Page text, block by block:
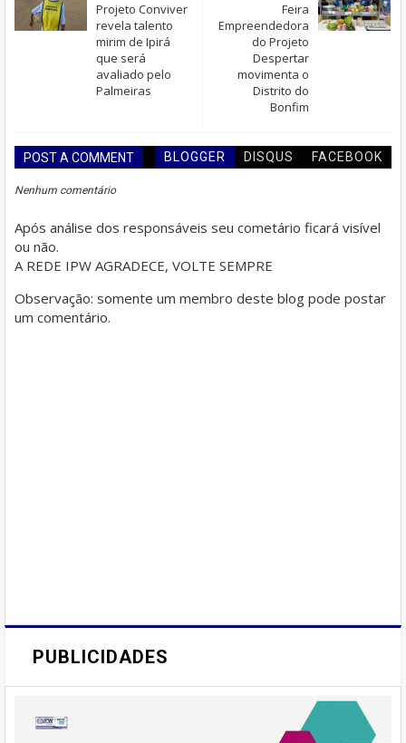
Feira
Empreendedora
do Projeto
Despertar
movimenta o
Distrito do
Bonfim
Projeto Conviver
revela talento
mirim de Ipirá
que será
avaliado pelo
Palmeiras
POST A COMMENT BLOGGER DISQUS FACEBOOK
Nenhum comentário
Após análise dos responsáveis seu cometário ficará visível
ou não.
A REDE IPW AGRADECE, VOLTE SEMPRE
Observação: somente um membro deste blog pode postar
um comentário.
PUBLICIDADES